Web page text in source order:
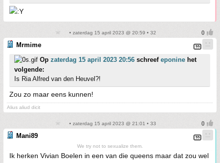
• zaterdag 15 april 2023 @ 20:59 • 32
Mrmime
Op zaterdag 15 april 2023 20:56 schreef eponine het
volgende:
Is Ria Alfred van den Heuvel?!
Zou zo maar eens kunnen!
Alius aliud dicit
• zaterdag 15 april 2023 @ 21:01 • 33
Mani89
We try not to sexualize them.
Ik herken Vivian Boelen in een van die queens maar dat zou wel